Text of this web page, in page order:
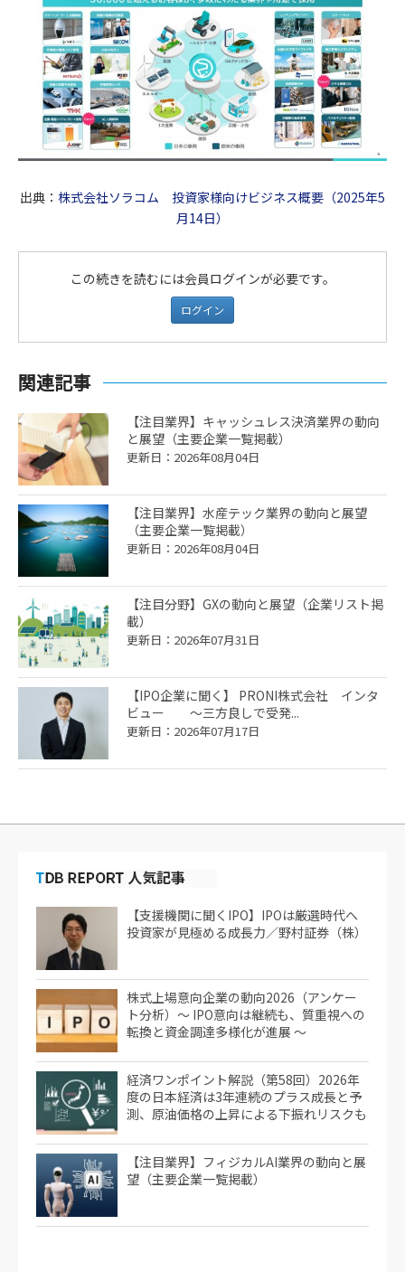
出典： 株式会社ソラコム 投資家様向けビジネス概要（2025年5
月14日）
この続きを読むには会員ログインが必要です。
ログイン
関連記事
【注目業界】キャッシュレス決済業界の動向
と展望（主要企業一覧掲載）
更新日：2026年08月04日
【注目業界】水産テック業界の動向と展望
（主要企業一覧掲載）
更新日：2026年08月04日
【注目分野】GXの動向と展望（企業リスト掲
載）
更新日：2026年07月31日
【IPO企業に聞く】 PRONI株式会社 インタ
ビュー ～三方良しで受発...
更新日：2026年07月17日
【支援機関に聞くIPO】IPOは厳選時代へ
投資家が見極める成長力／野村証券（株）
株式上場意向企業の動向2026（アンケー
ト分析）～ IPO意向は継続も、質重視への
転換と資金調達多様化が進展 ～
経済ワンポイント解説（第58回）2026年
度の日本経済は3年連続のプラス成長と予
測、原油価格の上昇による下振れリスクも
【注目業界】フィジカルAI業界の動向と展
望（主要企業一覧掲載）